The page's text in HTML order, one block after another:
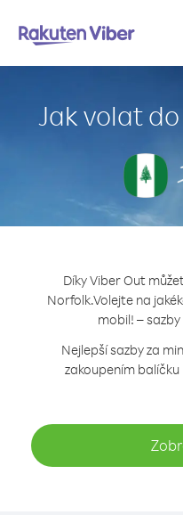
Jak volat
Díky Viber Out
Norfolk.Volejte na
mobil! –
Nejlepší sazby za
zakoupením